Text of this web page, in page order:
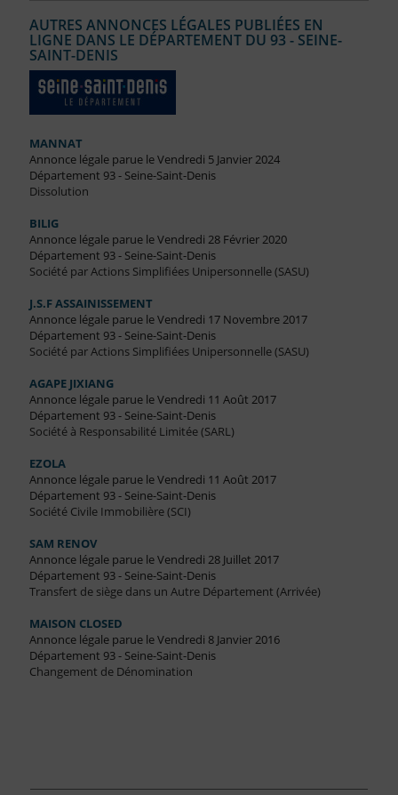
AUTRES ANNONCES LÉGALES PUBLIÉES EN
LIGNE DANS LE DÉPARTEMENT DU 93 - SEINE-
SAINT-DENIS
MANNAT
Annonce légale parue le Vendredi 5 Janvier 2024
Département 93 - Seine-Saint-Denis
Dissolution
BILIG
Annonce légale parue le Vendredi 28 Février 2020
Département 93 - Seine-Saint-Denis
Société par Actions Simplifiées Unipersonnelle (SASU)
J.S.F ASSAINISSEMENT
Annonce légale parue le Vendredi 17 Novembre 2017
Département 93 - Seine-Saint-Denis
Société par Actions Simplifiées Unipersonnelle (SASU)
AGAPE JIXIANG
Annonce légale parue le Vendredi 11 Août 2017
Département 93 - Seine-Saint-Denis
Société à Responsabilité Limitée (SARL)
EZOLA
Annonce légale parue le Vendredi 11 Août 2017
Département 93 - Seine-Saint-Denis
Société Civile Immobilière (SCI)
SAM RENOV
Annonce légale parue le Vendredi 28 Juillet 2017
Département 93 - Seine-Saint-Denis
Transfert de siège dans un Autre Département (Arrivée)
MAISON CLOSED
Annonce légale parue le Vendredi 8 Janvier 2016
Département 93 - Seine-Saint-Denis
Changement de Dénomination